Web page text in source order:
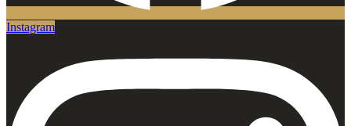
Instagram